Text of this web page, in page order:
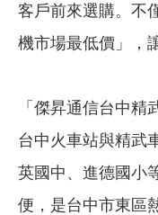
客戶前來選購。不
機市場最低價」，
「傑昇通信台中
台中火車站與精武
英國中、進德國小
便，是台中市東區